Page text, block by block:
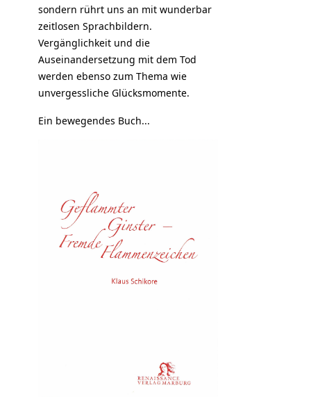
sondern rührt uns an mit wunderbar
zeitlosen Sprachbildern.
Vergänglichkeit und die
Auseinandersetzung mit dem Tod
werden ebenso zum Thema wie
unvergessliche Glücksmomente.
Ein bewegendes Buch...